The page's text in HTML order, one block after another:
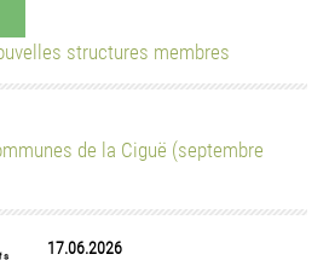
d’espace à la Rue de la
12.06.2026
éthique, locale, durable